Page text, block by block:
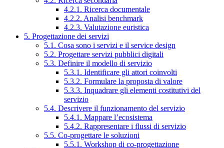
4.2.1. Ricerca documentale
4.2.2. Analisi benchmark
4.2.3. Valutazione euristica
5. Progettazione dei servizi
5.1. Cosa sono i servizi e il service design
5.2. Progettare servizi pubblici digitali
5.3. Definire il modello di servizio
5.3.1. Identificare gli attori coinvolti
5.3.2. Formulare la proposta di valore
5.3.3. Inquadrare gli elementi costitutivi del
servizio
5.4. Descrivere il funzionamento del servizio
5.4.1. Mappare l’ecosistema
5.4.2. Rappresentare i flussi di servizio
5.5. Co-progettare le soluzioni
5.5.1. Workshop di co-progettazione